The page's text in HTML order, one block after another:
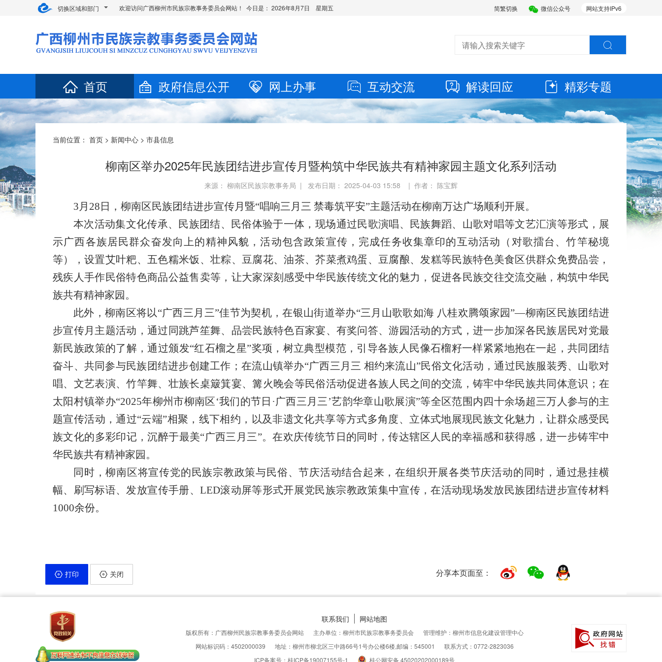
切换区域和部门 网站支持IPv6
微信公众号
简繁切换
欢迎访问广西柳州市民族宗教事务委员会网站！ 今日是： 2026年8月7日 星期五
首页 政府信息公开 网上办事 互动交流 解读回应 精彩专题
当前位置： 首页 > 新闻中心 > 市县信息
柳南区举办2025年民族团结进步宣传月暨构筑中华民族共有精神家园主题文化系列活动
来源： 柳南区民族宗教事务局 | 发布日期： 2025-04-03 15:58 | 作者： 陈宝辉
3月28日，柳南区民族团结进步宣传月暨“唱响三月三 禁毒筑平安”主题活动在柳南万达广场顺利开展。
本次活动集文化传承、民族团结、民俗体验于一体， 现场通过民歌演唱、民族舞蹈、山歌对唱等文艺汇演等形式，展
示广西各族居民群众奋发向上的精神风貌，活动包含政策宣传，完成任务收集章印的互动活动（对歌擂台、竹竿秘境
等），设置艾叶粑、五色糯米饭、壮粽、豆腐花、油茶、芥菜煮鸡蛋、豆腐酿、发糕等民族特色美食区供群众免费品尝，
残疾人手作民俗特色商品公益售卖等，让大家深刻 感受中华民族传统文化的魅力，促进各民族交往交流交融，构筑中华民
族共有精神家园。
此外，柳南区将以“广西三月三”佳节为契机，在银山街道举办“三月山歌歌如海 八桂欢腾颂家园”—柳南区民族团结进
步宣传月主题活动 ， 通过同跳芦笙舞、品尝民族特色百家宴、 有奖问答、游园活动的方式，进一步加深各民族居民对党最
新民族政策的了解，通过颁发“红石榴之星”奖项，树立典型模范， 引导各族人民像石榴籽一样紧紧地抱在一起，共同团结
奋斗、共同参与民族团结进步创建工作 ；在流山镇举办“广西三月三 相约来流山”民俗文化活动，通过民族服装秀、山歌对
唱、文艺表演、竹竿舞、壮族长桌簸箕宴、篝火晚会等民俗活动促进各族人民之间的交流，铸牢中华民族共同体意识；在
太阳村镇举办“2025年柳州市柳南区‘我们的节日·广西三月三’艺韵华章山歌展演”等全区范围内四十余场超三万人参与的主
题宣传活动，通过“云端”相聚，线下相约，以及非遗文化共享等方式多角度、立体式地展现民族文化魅力，让群众感受民
族文化的多彩印记，沉醉于最美“广西三月三”。在欢庆传统节日的同时，传达辖区人民的幸福感和获得感，进一步铸牢中
华民族共有精神家园。
同时，柳南区将宣传党的民族宗教政策与民俗、节庆活动结合起来，在组织开展各类节庆活动的同时，通过悬挂横
幅、刷写标语、发放宣传手册、 LED滚动屏等形式开展党民族宗教政策集中宣传 ，在活动现场发放民族团结进步宣传材料
1000余份。
打印 关闭 分享本页面至：
联系我们 网站地图
版权所有：广西柳州民族宗教事务委员会网站 主办单位：柳州市民族宗教事务委员会
管理维护：柳州市信息化建设管理中心
网站标识码：4502000039
地址：柳州市柳北区三中路66号1号办公楼6楼,邮编：545001
联系方式：0772-2823036
ICP备案号：桂ICP备19007155号-1
桂公网安备 45020202000189号